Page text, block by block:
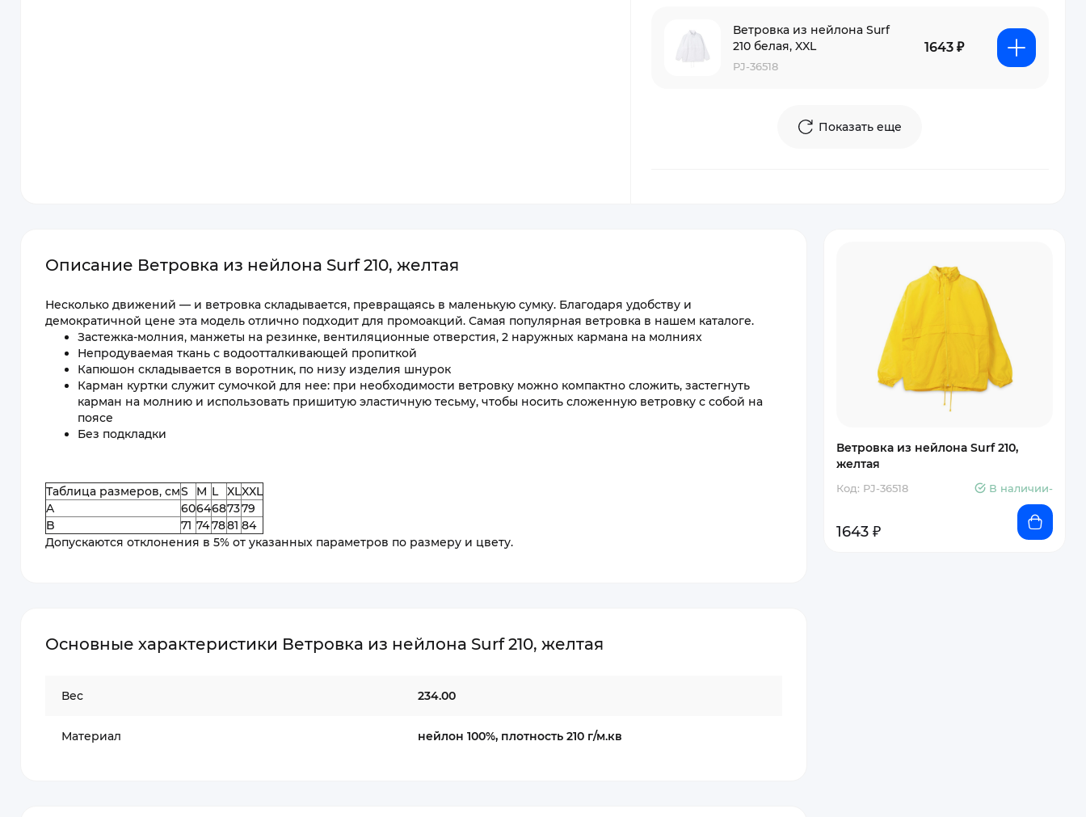
Ветровка из нейлона Surf
210 белая, XXL
PJ-36518
1643 ₽
Показать еще
Описание Ветровка из нейлона Surf 210, желтая
Несколько движений — и ветровка складывается, превращаясь в маленькую сумку. Благодаря удобству и
демократичной цене эта модель отлично подходит для промоакций. Самая популярная ветровка в нашем каталоге.
Застежка-молния, манжеты на резинке, вентиляционные отверстия, 2 наружных кармана на молниях
Непродуваемая ткань с водоотталкивающей пропиткой
Капюшон складывается в воротник, по низу изделия шнурок
Карман куртки служит сумочкой для нее: при необходимости ветровку можно компактно сложить, застегнуть
карман на молнию и использовать пришитую эластичную тесьму, чтобы носить сложенную ветровку с собой на
поясе
Без подкладки
Таблица размеров, смS M L XLXXL
A
6064687379
B
71 747881 84
Допускаются отклонения в 5% от указанных параметров по размеру и цвету.
Основные характеристики Ветровка из нейлона Surf 210, желтая
Вес 234.00
Материал нейлон 100%, плотность 210 г/м.кв
Ветровка из нейлона Surf 210,
желтая
Код: PJ-36518 В наличии-
1643 ₽